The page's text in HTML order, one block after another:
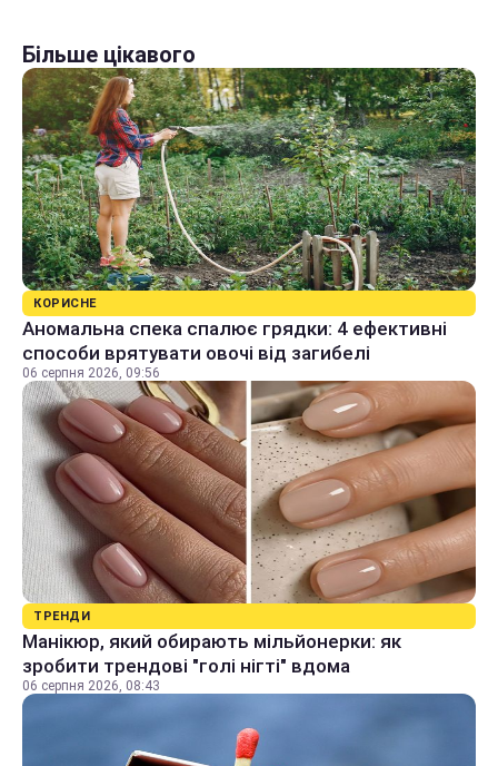
Більше цікавого
КОРИСНЕ
Аномальна спека спалює грядки: 4 ефективні
способи врятувати овочі від загибелі
06 серпня 2026, 09:56
ТРЕНДИ
Манікюр, який обирають мільйонерки: як
зробити трендові "голі нігті" вдома
06 серпня 2026, 08:43